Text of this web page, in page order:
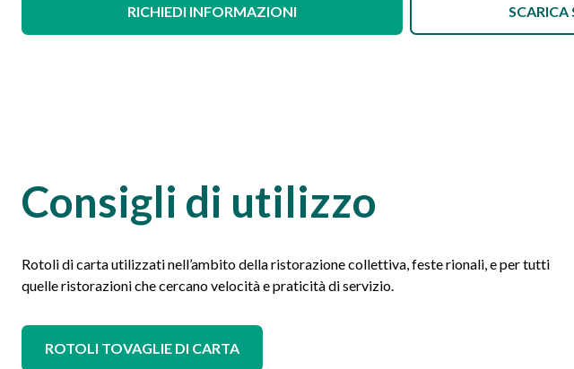
RICHIEDI INFORMAZIONI SCARICA
Consigli di utilizzo
Rotoli di carta utilizzati nell’ambito della ristorazione collettiva, feste rionali, e per tutti
quelle ristorazioni che cercano velocità e praticità di servizio.
ROTOLI TOVAGLIE DI CARTA